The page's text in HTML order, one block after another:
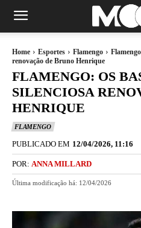
Home Esportes Flamengo
renovação de Bruno Henrique
FLAMENGO: OS
SILENCIOSA
HENRIQUE
FLAMENGO
PUBLICADO EM 12/04/2026, 11:16
POR: ANNA MILLARD
Última modificação há: 12/04/2026